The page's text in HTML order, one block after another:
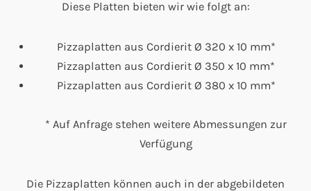
Diese Platten bieten wir wie folgt an:
Pizzaplatten aus Cordierit Ø 320 x 10 mm*
Pizzaplatten aus Cordierit Ø 350 x 10 mm*
Pizzaplatten aus Cordierit Ø 380 x 10 mm*
* Auf Anfrage stehen weitere Abmessungen zur
Verfügung
Die Pizzaplatten können auch in der abgebildeten